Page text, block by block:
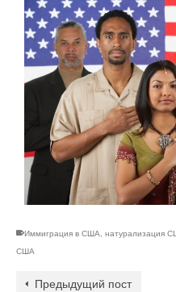
Иммиграция в США, натурализация
США
Предыдущий пост